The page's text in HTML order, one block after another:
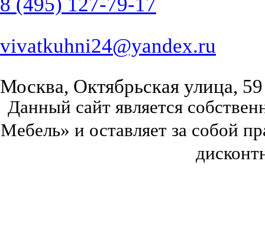
8 (495) 127-79-17
vivatkuhni24@yandex.ru
Москва, Октябрьская улица, 59
Данный сайт является
Мебель» и оставляет за собой